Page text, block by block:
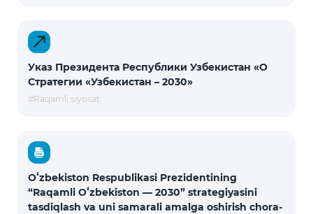
Указ Президента Республики Узбекистан «О
Стратегии «Узбекистан – 2030»
#Raqamli siyosat
Oʻzbekiston Respublikasi Prezidentining
“Raqamli Oʻzbekiston — 2030” strategiyasini
tasdiqlash va uni samarali amalga oshirish chora-